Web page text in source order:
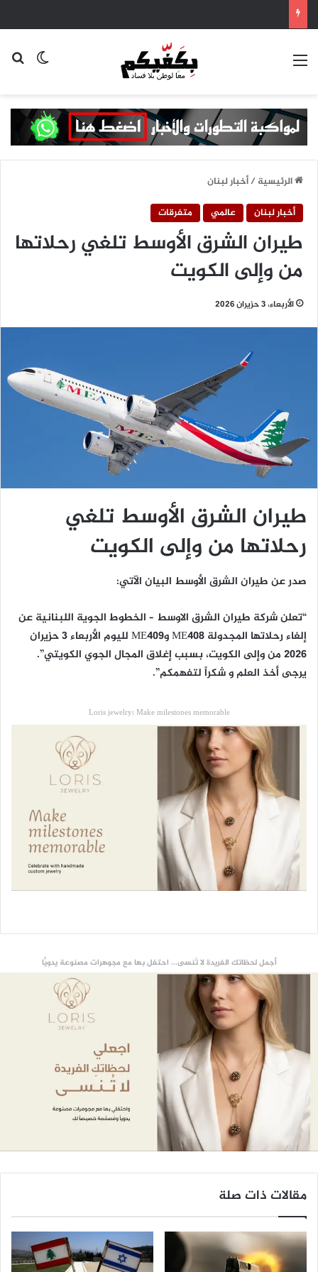
القائمة
الرئيسية/أخبار لبنان
أخبار لبنان
عالمي متفرقات
طيران الشرق الأوسط تلغي رحلاتها
من وإلى الكويت
الأربعاء، 3 حزيران 2026
طيران الشرق الأوسط تلغي
رحلاتها من وإلى الكويت
صدر عن طيران الشرق الأوسط البيان الآتي:
“تعلن شركة طيران الشرق الاوسط – الخطوط الجوية اللبنانية عن
إلغاء رحلاتها المجدولة ME408 وME409 لليوم الأربعاء 3 حزيران
2026 من وإلى الكويت، بسبب إغلاق المجال الجوي الكويتي”.
يرجى أخذ العلم و شكراً لتفهمكم”.
Loris jewelry: Make milestones memorable
أجمل لحظاتك الفريدة لا تُنسى... احتفل بها مع مجوهرات مصنوعة يدويًّا
مقالات ذات صلة